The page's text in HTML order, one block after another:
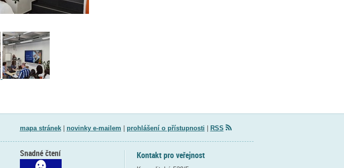
mapa stránek| novinky e-mailem prohlášení o přístupnosti RSS
Kontakt pro veřejnost
Snadné čtení